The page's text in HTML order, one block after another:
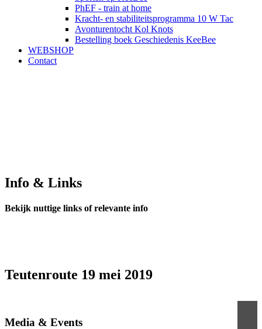
PhEF - train at home
Kracht- en stabiliteitsprogramma 10 W Tac
Avonturentocht Kol Knots
Bestelling boek Geschiedenis KeeBee
WEBSHOP
Contact
Info & Links
Bekijk nuttige links of relevante info
Teutenroute 19 mei 2019
Media & Events